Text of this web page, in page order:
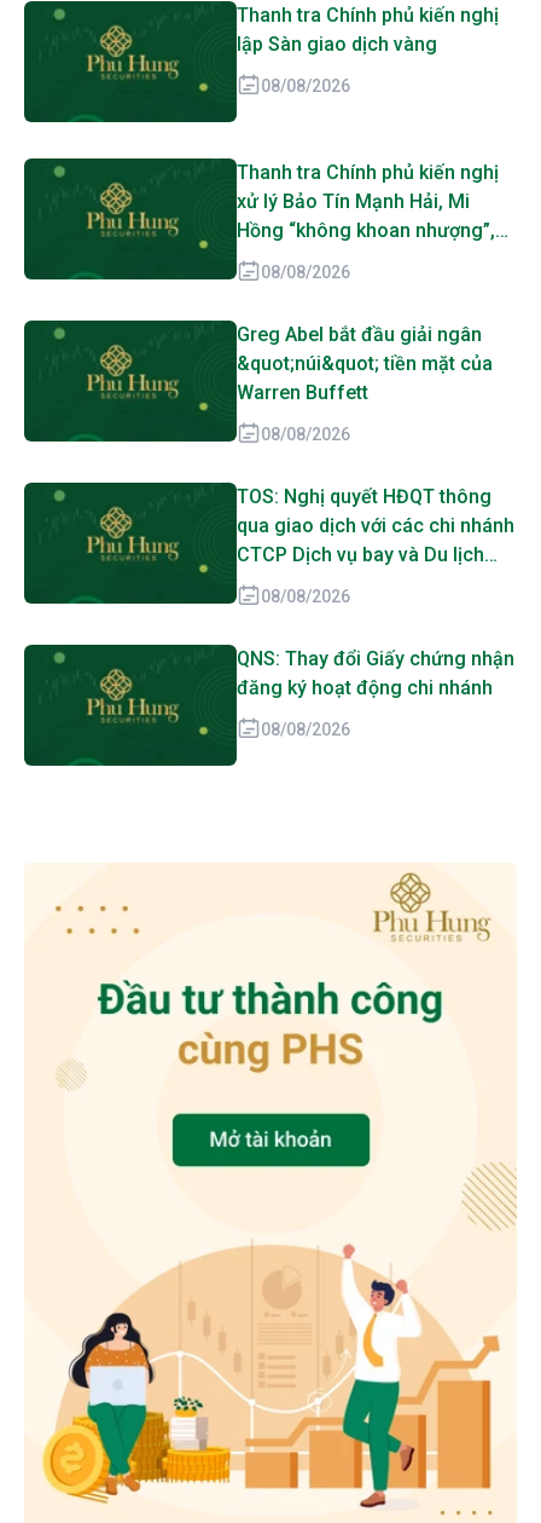
Thanh tra Chính phủ kiến nghị
lập Sàn giao dịch vàng
08/08/2026
Thanh tra Chính phủ kiến nghị
xử lý Bảo Tín Mạnh Hải, Mi
Hồng “không khoan nhượng”,
SJC, PNJ, DOJI cũng bị gọi tên
08/08/2026
Greg Abel bắt đầu giải ngân
&quot;núi&quot; tiền mặt của
Warren Buffett
08/08/2026
TOS: Nghị quyết HĐQT thông
qua giao dịch với các chi nhánh
CTCP Dịch vụ bay và Du lịch
biển Tân Cảng
08/08/2026
QNS: Thay đổi Giấy chứng nhận
đăng ký hoạt động chi nhánh
08/08/2026